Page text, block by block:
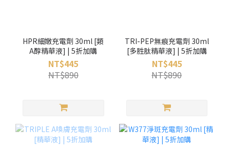
HPR細嫩充電劑 30ml [類
A醇精華液] | 5折加購
NT$445
NT$890
TRI-PEP無痕充電劑 30ml
[多胜肽精華液] | 5折加購
NT$445
NT$890